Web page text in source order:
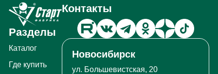
Разделы
Каталог
Где купить
Контакты
Новосибирск
ул. Большевистская, 20